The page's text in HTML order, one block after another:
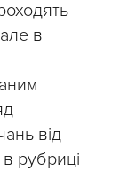
в
від
рубриці